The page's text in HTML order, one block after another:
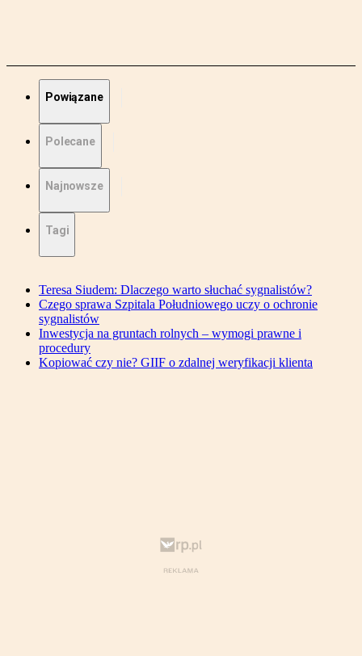
Powiązane
Polecane
Najnowsze
Tagi
Teresa Siudem: Dlaczego warto słuchać sygnalistów?
Czego sprawa Szpitala Południowego uczy o ochronie
sygnalistów
Inwestycja na gruntach rolnych – wymogi prawne i
procedury
Kopiować czy nie? GIIF o zdalnej weryfikacji klienta